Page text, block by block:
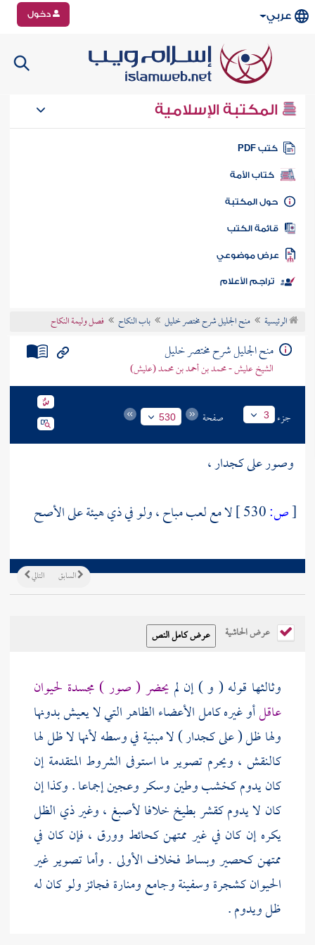
عربي دخول
المكتبة الإسلامية
كتب PDF
كتاب الأمة
المكتبة
الكتب
موضوعي
تراجم الأعلام
الرئيسية منح الجليل شرح مختصر خليل باب النكاح فصل وليمة النكاح
منح الجليل شرح مختصر خليل
الشيخ عليش - محمد بن أحمد بن محمد (عليش)
جزء 3 صفحة 530
وصور على كجدار ،
[ص: لا مع لعب مباح ، ولو في ذي هيئة على الأصح
التالي السابق
عرض الحاشية
وثالثها قوله ( و ) إن لم يحضر ( صور ) مجسدة لحيوان
عاقلأو غيره كامل الأعضاء الظاهر التي لا يعيش بدونها
ولها ظل ( على كجدار ) لا مبنية في وسطه لأنها لا ظل لها
كالنقش ، ويحرم تصوير ما استوفى الشروط المتقدمة إن
كان يدوم كخشب وطين وسكر وعجين إجماعا . وكذا إن
كان لا يدوم كقشر بطيخ خلافالأصبغ ، وغير ذي الظل
يكره إن كان في غير ممتهن كحائط وورق ، فإن كان في
ممتهن كحصير وبساط فخلاف الأولى . وأما تصوير غير
الحيوان كشجرة وسفينة وجامع ومنارة فجائز ولو كان له
ظل ويدوم .